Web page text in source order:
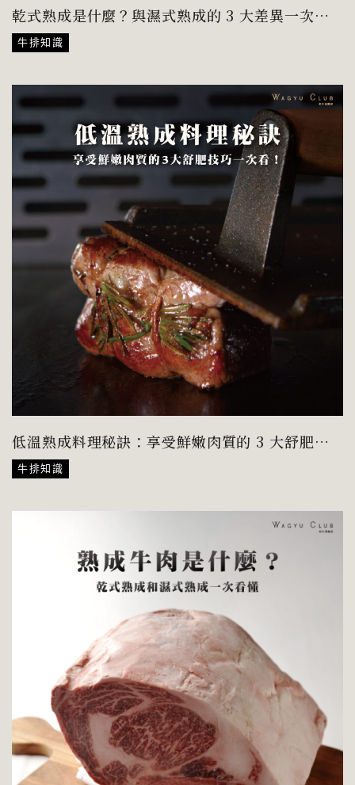
牛排知識
乾式熟成是什麼？與濕式熟成的 3 大差異一次
看！
牛排知識
低溫熟成料理秘訣：享受鮮嫩肉質的 3 大舒肥技
巧一次看！